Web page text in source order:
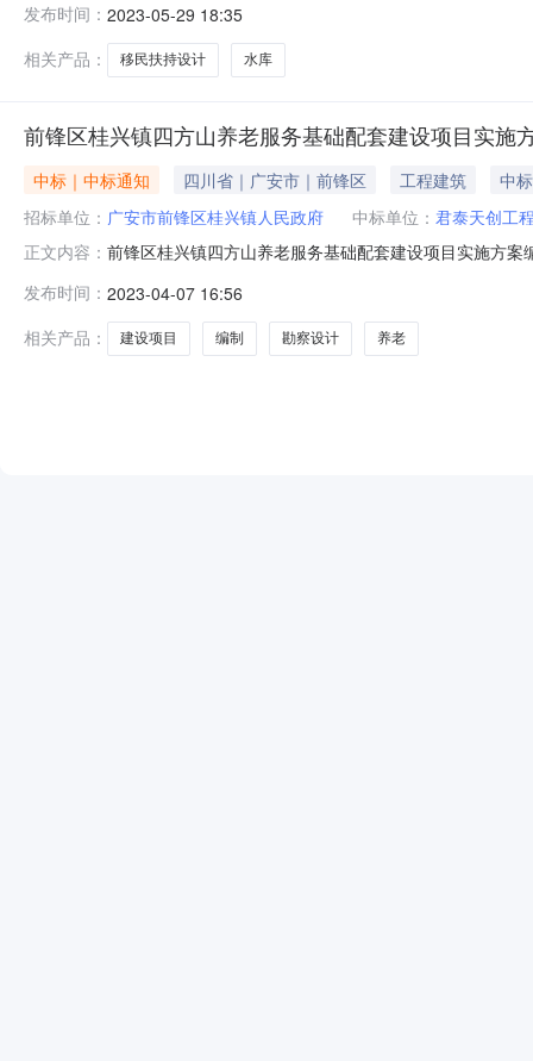
其他补充事宜：无。五、凡对本次公告内容提出询问，
滓镇人民政府2023年5月29
发布时间： 2023-05-29 18:35
相关产品：
移民扶持设计 水库
前锋区桂兴镇四方山养老服务基础配套建设项目实施
中标｜中标通知 四川省｜广安市｜前锋区 工程建筑
中
招标单位： 广安市前锋区桂兴镇人民政府 中标单位： 君泰天创工
正文内容： 前锋区桂兴镇四方山养老服务基础配套建设项目实施方
务单位的公告。2023年4月7日上午我镇组织资格审核合
司为中选单位，中标价：39800元（大
发布时间： 2023-04-07 16:56
相关产品：
建设项目 编制 勘察设计 养老